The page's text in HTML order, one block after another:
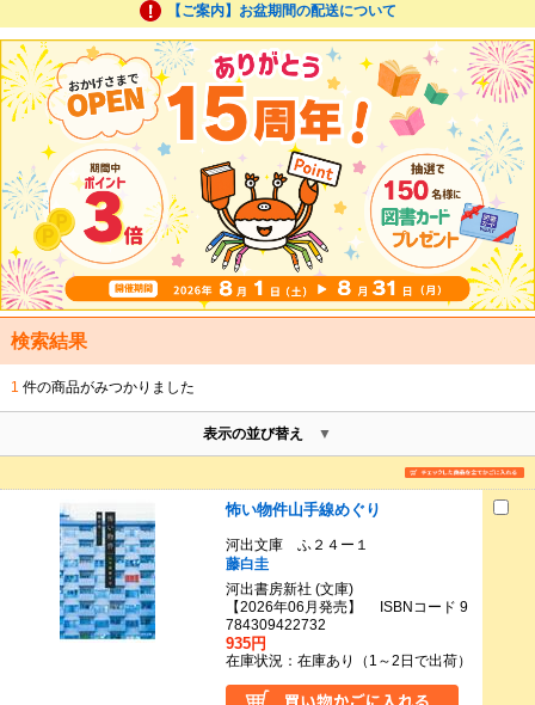
【ご案内】お盆期間の配送について
検索結果
1 件の商品がみつかりました
表示の並び替え
怖い物件山手線めぐり
河出文庫 ふ２４ー１
藤白圭
河出書房新社 (文庫)
【2026年06月発売】 ISBNコード 9
784309422732
935円
在庫状況：在庫あり（1～2日で出荷）